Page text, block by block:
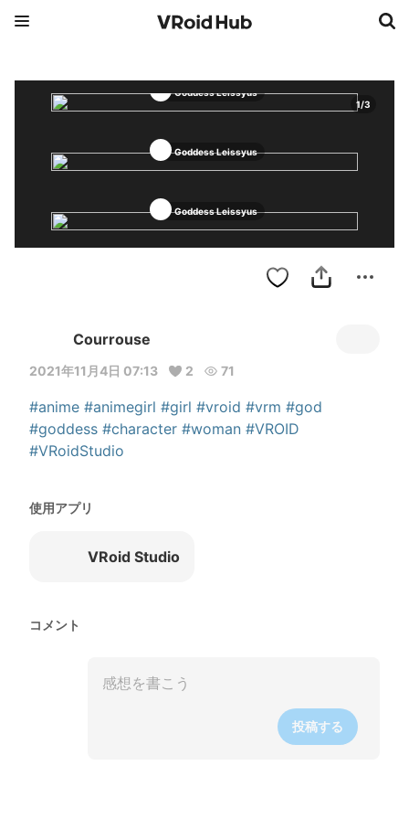
1/3
Goddess Leissyus
Goddess Leissyus
Goddess Leissyus
Courrouse
2021年11月4日 07:13 2 71
#anime #animegirl #girl #vroid #vrm #god
#goddess #character #woman #VROID
#VRoidStudio
使用アプリ
VRoid Studio
コメント
投稿する